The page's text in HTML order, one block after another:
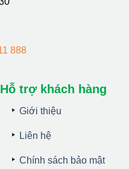
888
Hỗ trợ khách hàng
Giới thiệu
Liên hệ
Chính sách bảo mật